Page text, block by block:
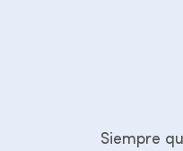
Siempre